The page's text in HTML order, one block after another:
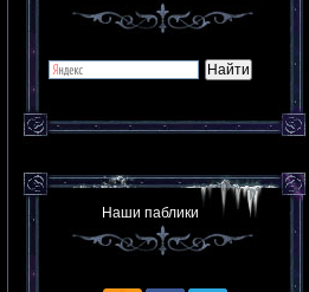
Наши паблики